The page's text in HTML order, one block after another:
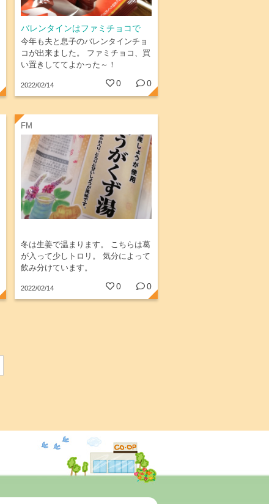
バレンタインはファミチョコで
今年も夫と息子のバレンタインチョ
コが出来ました。 ファミチョコ、買
い置きしててよかった～！
2022/02/14 0 0
FM
冬は生姜で温まります。 こちらは葛
が入って少しトロリ。 気分によって
飲み分けています。
2022/02/14 0 0